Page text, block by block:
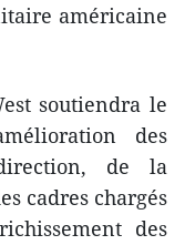
américaine
soutiendra le
des
de la
cadres chargés
des